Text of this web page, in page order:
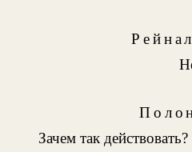
Зачем так действовать?